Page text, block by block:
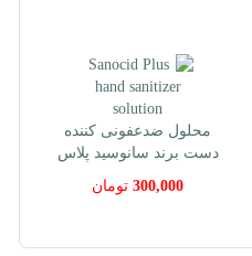
اسپری محافظ پوست
براوا کلوپلاست 50 میل